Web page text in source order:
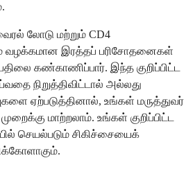
லோடு மற்றும் CD4
இரத்தப் பரிசோதனைகள்
கண்காணிப்பார். இந்த குறிப்பிட்ட
நிறுத்திவிட்டால் அல்லது
ஏற்படுத்தினால், உங்கள் மருத்துவர்
மாற்றலாம். உங்கள் குறிப்பிட்ட
செயல்படும் சிகிச்சையைக்